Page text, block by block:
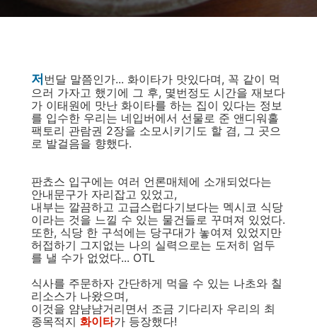
저 번달 말쯤인가... 화이타가 맛있다며, 꼭 같이 먹
으러 가자고 했기에 그 후, 몇번정도 시간을 재보다
가 이태원에 맛난 화이타를 하는 집이 있다는 정보
를 입수한 우리는 네입버에서 선물로 준 앤디워홀
팩토리 관람권 2장을 소모시키기도 할 겸, 그 곳으
로 발걸음을 향했다.
판쵸스 입구에는 여러 언론매체에 소개되었다는
안내문구가 자리잡고 있었고,
내부는 깔끔하고 고급스럽다기보다는 멕시코 식당
이라는 것을 느낄 수 있는 물건들로 꾸며져 있었다.
또한, 식당 한 구석에는 당구대가 놓여져 있었지만
허접하기 그지없는 나의 실력으로는 도저히 엄두
를 낼 수가 없었다... OTL
식사를 주문하자 간단하게 먹을 수 있는 나초와 칠
리소스가 나왔으며,
이것을 얌냠냠거리면서 조금 기다리자 우리의 최
종목적지 화이타가 등장했다!